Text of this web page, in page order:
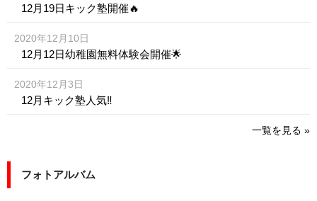
12月19日キック塾開催🔥
2020年12月10日
12月12日幼稚園無料体験会開催🌟
2020年12月3日
12月キック塾人気‼️
一覧を見る »
フォトアルバム